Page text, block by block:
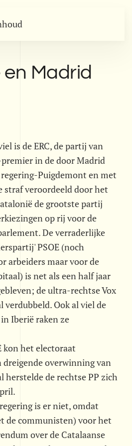
Madrid
is de ERC, de partij van
in de door Madrid
Puigdemont en met
straf veroordeeld door het
de grootste partij
op rij voor de
De verraderlijke
PSOE (noch
arbeiders maar voor de
is net als een half jaar
de ultra-rechtse Vox
Ook al viel de
Iberië raken ze
kon het electoraat
overwinning van
herstelde de rechtse PP zich
is er niet, omdat
de communisten) voor het
over de Catalaanse